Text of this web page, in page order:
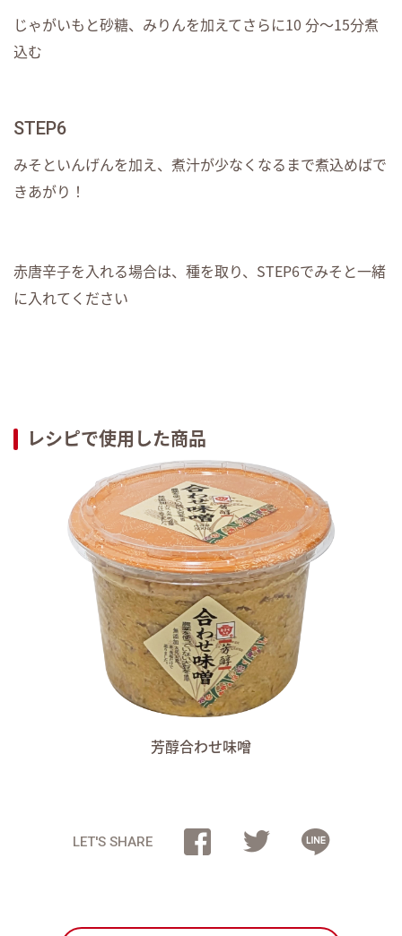
じゃがいもと砂糖、みりんを加えてさらに10 分～15分煮
込む
STEP6
みそといんげんを加え、煮汁が少なくなるまで煮込めばで
きあがり！
赤唐辛子を入れる場合は、種を取り、STEP6でみそと一緒
に入れてください
レシピで使用した商品
芳醇合わせ味噌
LET'S SHARE